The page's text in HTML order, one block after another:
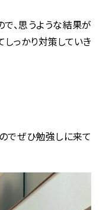
極
、思うような結果が
っかり対策していき
でぜひ勉強しに来て